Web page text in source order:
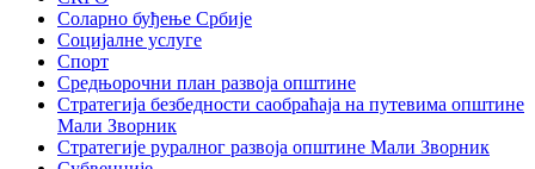
Соларно буђење Србије
Социјалне услуге
Спорт
Средњорочни план развоја општине
Стратегија безбедности саобраћаја на путевима општине
Мали Зворник
Стратегије руралног развоја општине Мали Зворник